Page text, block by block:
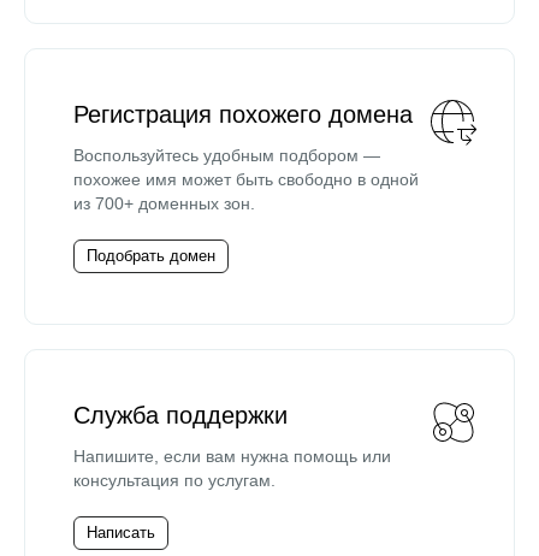
Регистрация похожего домена
Воспользуйтесь удобным подбором —
похожее имя может быть свободно в одной
из 700+ доменных зон.
Подобрать домен
Служба поддержки
Напишите, если вам нужна помощь или
консультация по услугам.
Написать